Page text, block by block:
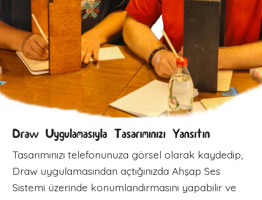
Draw Uygulamasıyla Tasarımınızı Yansıtın
Tasarımınızı telefonunuza görsel olarak kaydedip,
Draw uygulamasından açtığınızda Ahşap Ses
Sistemi üzerinde konumlandırmasını yapabilir ve